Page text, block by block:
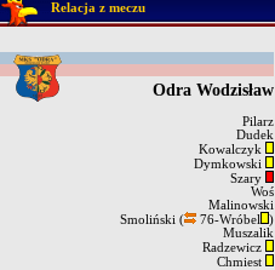
Relacja z meczu
Odra Wodzisław
Pilarz
Dudek
Kowalczyk
Dymkowski
Szary
Woś
Malinowski
Smoliński (
76-Wróbel
)
Muszalik
Radzewicz
Chmiest